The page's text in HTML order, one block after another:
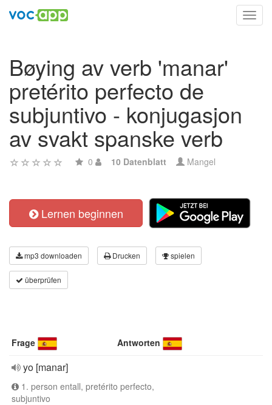
Bøying av verb 'manar'
pretérito perfecto de
subjuntivo - konjugasjon
av svakt spanske verb
0 10 Datenblatt Mangel
Lernen beginnen
mp3 downloaden Drucken spielen
überprüfen
Frage Antworten
yo [manar]
1. person entall, pretérito perfecto,
subjuntivo